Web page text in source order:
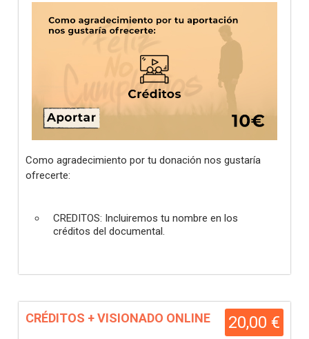
Como agradecimiento por tu donación nos gustaría
ofrecerte:
CREDITOS: Incluiremos tu nombre en los
créditos del documental.
20,00 €
CRÉDITOS + VISIONADO ONLINE